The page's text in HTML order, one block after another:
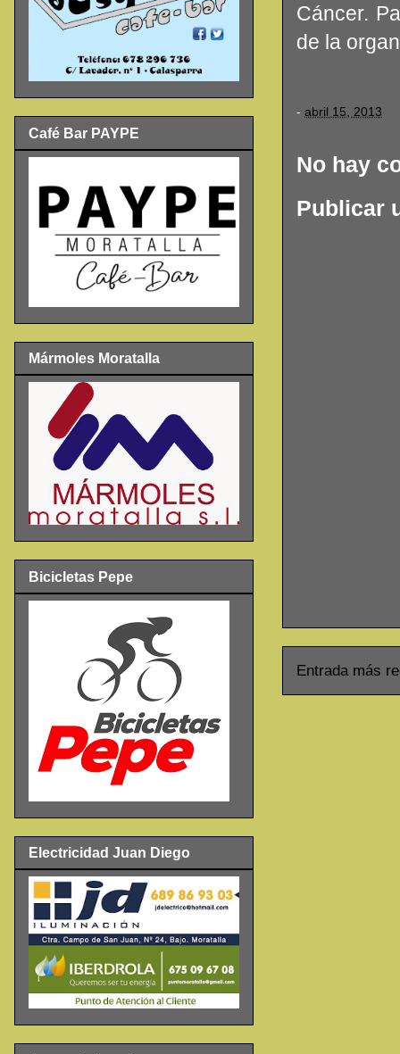
Cáncer.
de la
- abril 15, 2013
No hay
Publicar
Entrada más
Café Bar PAYPE
Mármoles Moratalla
Bicicletas Pepe
Electricidad Juan Diego